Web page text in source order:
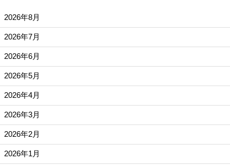
2026年8月
2026年7月
2026年6月
2026年5月
2026年4月
2026年3月
2026年2月
2026年1月